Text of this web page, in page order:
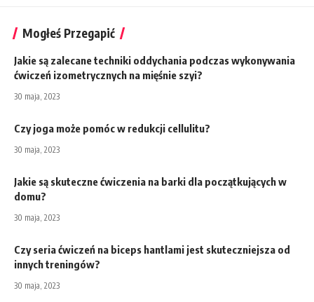
Mogłeś Przegapić
Jakie są zalecane techniki oddychania podczas wykonywania
ćwiczeń izometrycznych na mięśnie szyi?
30 maja, 2023
Czy joga może pomóc w redukcji cellulitu?
30 maja, 2023
Jakie są skuteczne ćwiczenia na barki dla początkujących w
domu?
30 maja, 2023
Czy seria ćwiczeń na biceps hantlami jest skuteczniejsza od
innych treningów?
30 maja, 2023